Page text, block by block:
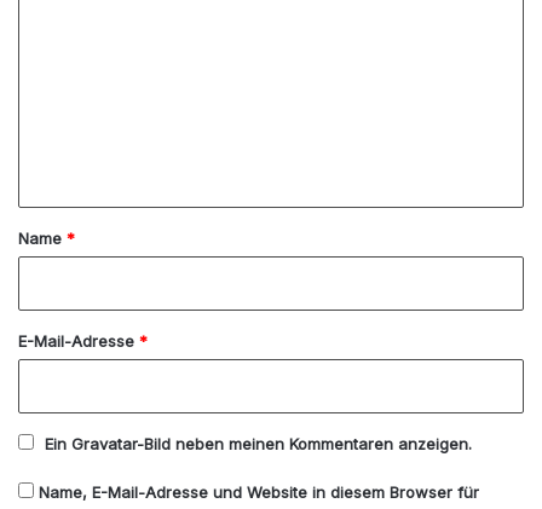
a
Name *
E-Mail-Adresse *
Ein Gravatar-Bild neben meinen Kommentaren anzeigen.
Name, E-Mail-Adresse und Website in diesem Browser für